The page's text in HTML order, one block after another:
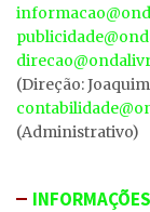
(Direção:
(Administrativo)